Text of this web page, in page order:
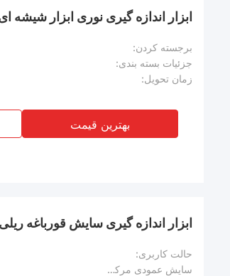
ابزار اندازه گیری نوری ابزار شیشه
برجسته کردن:
جزئیات بسته بندی:
زمان تحویل:
بهترین قیمت
ابزار اندازه گیری سایش قورباغه
حالت کاربری:
سایش عمودی مرکز قورباغه: